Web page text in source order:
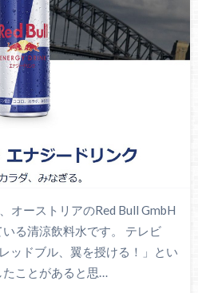
オーストリアのRed Bull GmbH
る清涼飲料水です。 テレビ
ッドブル、翼を授ける！」とい
たことがあると思…